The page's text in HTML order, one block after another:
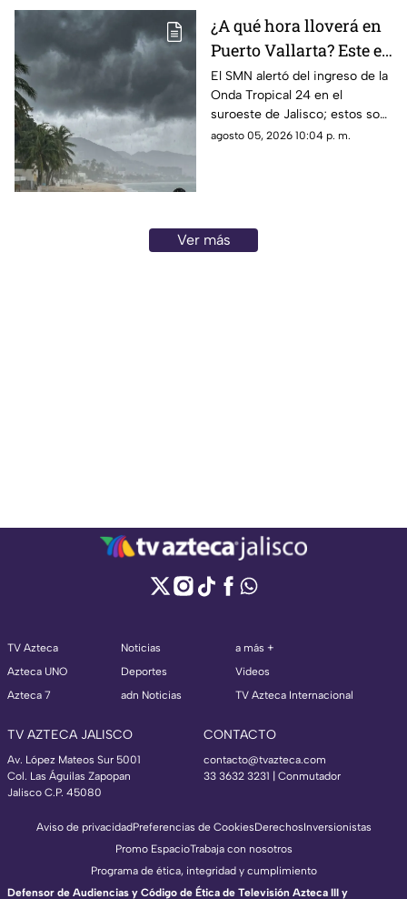
¿A qué hora lloverá en
Puerto Vallarta? Este es
el pronóstico del clima
para este 6 de agosto
El SMN alertó del ingreso de la
Onda Tropical 24 en el
suroeste de Jalisco; estos son
los cambios en el clima
agosto 05, 2026 10:04 p. m.
Ver más
TV Azteca
Azteca UNO
Azteca 7
Noticias
Deportes
adn Noticias
a más +
Videos
TV Azteca Internacional
TV AZTECA JALISCO
Av. López Mateos Sur 5001
Col. Las Águilas Zapopan
Jalisco C.P. 45080
CONTACTO
contacto@tvazteca.com
33 3632 3231 | Conmutador
Aviso de privacidadPreferencias de CookiesDerechosInversionistas
Promo EspacioTrabaja con nosotros
Programa de ética, integridad y cumplimiento
Defensor de Audiencias y Código de Ética de Televisión Azteca III y